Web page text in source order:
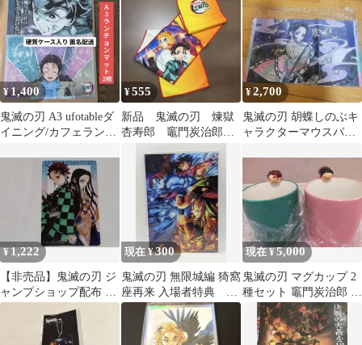
滅の刃
¥1,400
鬼滅の刃 A3 ufotableダ
イニング/カフェランチ
¥555
新品 鬼滅の刃 煉獄
杏寿郎 竈門炭治郎
車編 非売品
¥2,700
鬼滅の刃 胡蝶しのぶキ
ャラクターマウスパッ
¥1,222
【非売品】鬼滅の刃 ジ
ャンプショップ配布 ク
リアカード 炭治郎 禰豆
現在 ¥300
鬼滅の刃 無限城編 猗窩
座再来 入場者特典 未
開封
現在 ¥5,000
鬼滅の刃 マグカップ 2
種セット 竈門炭治郎 竈
門禰豆子 限定•非売品